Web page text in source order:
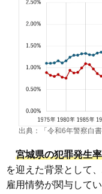
出典：「令和6年警察白
宮城県の犯罪発生
を迎えた背景として
雇用情勢が関与して